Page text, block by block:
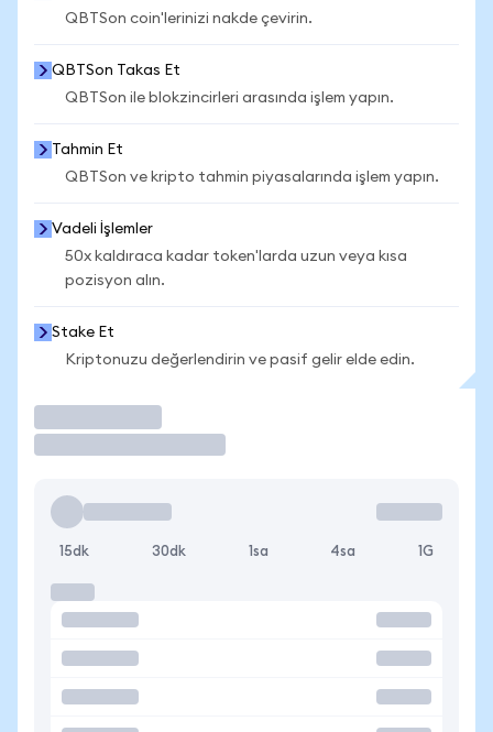
QBTSon coin'lerinizi nakde çevirin.
QBTSon Takas Et
QBTSon ile blokzincirleri arasında işlem yapın.
Tahmin Et
QBTSon ve kripto tahmin piyasalarında işlem yapın.
Vadeli İşlemler
50x kaldıraca kadar token'larda uzun veya kısa
pozisyon alın.
Stake Et
Kriptonuzu değerlendirin ve pasif gelir elde edin.
15dk 30dk 1sa 4sa 1G